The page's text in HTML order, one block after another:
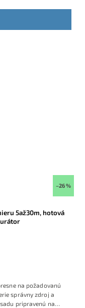
bieleho svetla od
6500K. Súčasťou je
–26 %
5až30m, hotová
na požadovanú
správny zdroj a
pripravenú na